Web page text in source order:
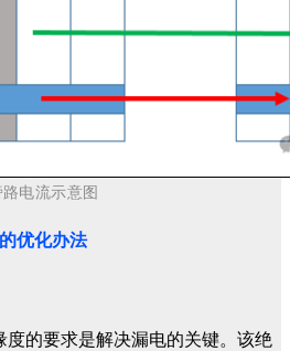
路电流示意图
优化办法
度的要求是解决漏电的关键。该绝